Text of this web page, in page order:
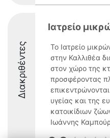
Διακριθέντες
Ιατρείο
Το Ιατρείο
στην Καλλιθέα
στον χώρο της
προσφέροντας
υγείας και της
κατοικίδιων
Ιωάννης